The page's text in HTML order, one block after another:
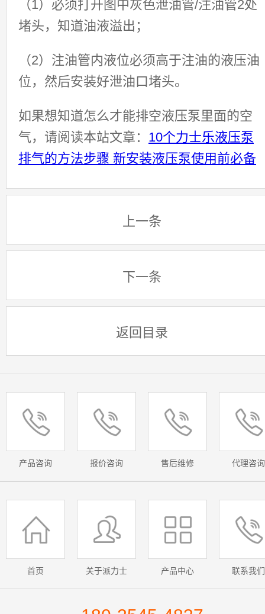
（1）必须打开图中灰色泄油管/注油管2处
堵头，知道油液溢出；
（2）注油管内液位必须高于注油的液压油
位，然后安装好泄油口堵头。
如果想知道怎么才能排空液压泵里面的空
气，请阅读本站文章： 10个力士乐液压泵
排气的方法步骤 新安装液压泵使用前必备
上一条
下一条
返回目录
产品咨询 报价咨询 售后维修 代理咨询
首页 关于派力士 产品中心 联系我们